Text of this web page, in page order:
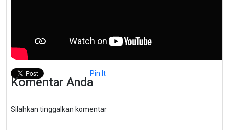
Pin It
Komentar Anda
Silahkan tinggalkan komentar